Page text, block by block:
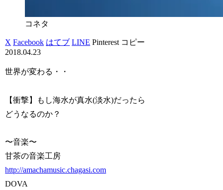
コネタ
X Facebook はてブ LINE Pinterest コピー
2018.04.23
世界が変わる・・
【衝撃】もし海水が真水(淡水)だったら
どうなるのか？
〜音楽〜
甘茶の音楽工房
http://amachamusic.chagasi.com
DOVA